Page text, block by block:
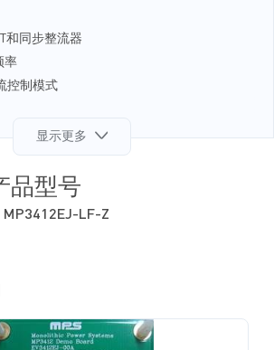
和同步整流器
率
控制模式
连功能
显示更多
品型号
LF-Z